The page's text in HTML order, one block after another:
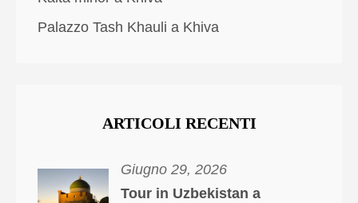
Palazzo Tash Khauli a Khiva
ARTICOLI RECENTI
Giugno 29, 2026
Tour in Uzbekistan a